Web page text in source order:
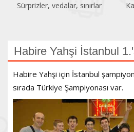
Sürprizler, vedalar, sınırlar
Habire Yahşi İstanbul
Habire Yahşi için İstanbul
sırada Türkiye Şampiyonası var.